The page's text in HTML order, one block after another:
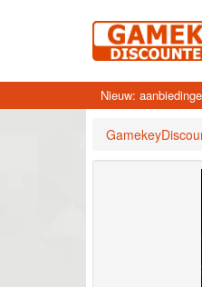
Nieuw: